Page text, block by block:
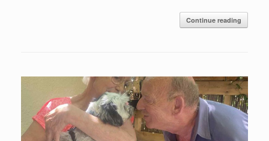
Continue reading